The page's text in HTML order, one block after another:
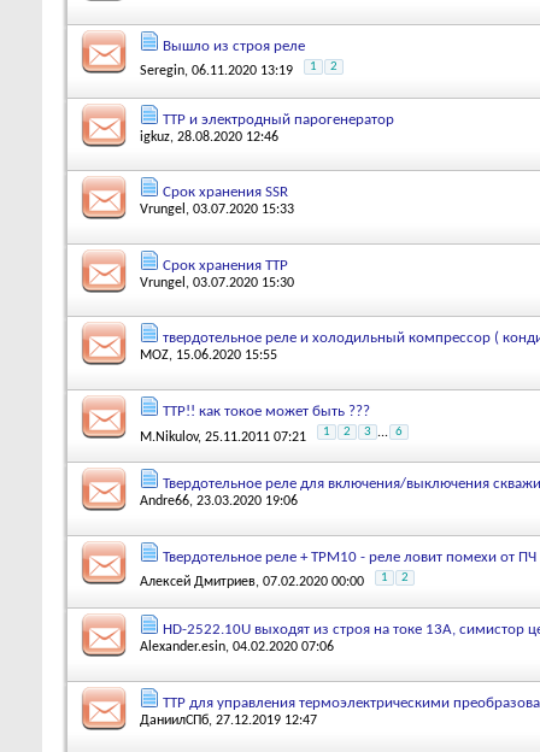
Вышло из строя реле
Seregin, 06.11.2020 13:19 1 2
ТТР и электродный парогенератор
igkuz, 28.08.2020 12:46
Срок хранения SSR
Vrungel , 03.07.2020 15:33
Срок хранения ТТР
Vrungel , 03.07.2020 15:30
твердотельное реле и холодильный компрессор (
MOZ, 15.06.2020 15:55
ТТР!! как токое может быть ???
M.Nikulov, 25.11.2011 07:21 1 2 3 ... 6
Твердотельное реле для включения/выключения
Andre66, 23.03.2020 19:06
Твердотельное реле + ТРМ10 - реле ловит помехи от ПЧ
Алексей Дмитриев, 07.02.2020 00:00 1 2
HD-2522.10U выходят из строя на токе 13A, симистор
Alexander.esin, 04.02.2020 07:06
ТТР для управления термоэлектрическими
ДаниилСПб, 27.12.2019 12:47